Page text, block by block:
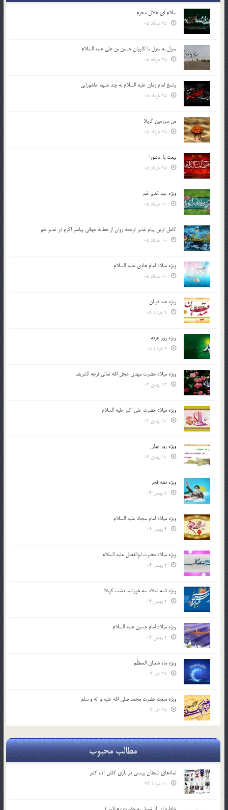
سلام ای هلال محرم
منزل به منزل با کاروان حسین بن علی علیه السلام
پاسخ امام زمان علیه السلام به چند شبهه عاشورایی
من سرزمین کربلا
بیعت با عاشورا
ویژه عید غدیر خم
کامل ترین پیام غدیر ترجمه روان از خطابه جهانی پیامبر اکرم در غدیر خم
ویژه میلاد امام هادی علیه السلام
ویژه عید قربان
ویژه روز عرفه
ویژه میلاد حضرت مهدی عجل الله تعالی فرجه الشريف
ویژه میلاد حضرت علی اکبر علیه السلام
ویژه روز جوان
ویژه دهه فجر
ویژه میلاد امام سجاد علیه السلام
ویژه میلاد حضرت ابوالفضل علیه السلام
ویژه نامه میلاد سه خورشید دشت کربلا
ویژه میلاد امام حسین علیه السلام
ویژه ماه شعبان المعظّم
ویژه مبعث حضرت محمد صلی الله علیه و اله و سلم
مطالب محبوب
نمادهای شیطان پرستی در بازی کلش آف کلنز